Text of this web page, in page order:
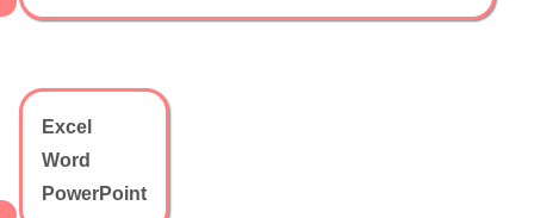
Excel
Word
PowerPoint